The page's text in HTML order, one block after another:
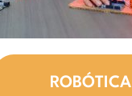
ROBÓTICA